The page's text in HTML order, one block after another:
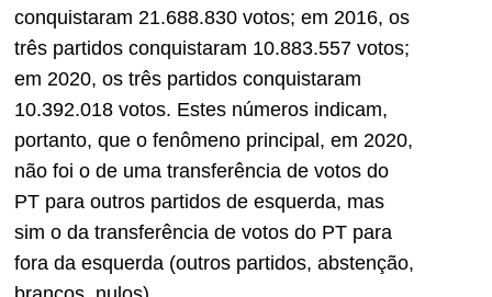
conquistaram 21.688.830 votos; em 2016, os
três partidos conquistaram 10.883.557 votos;
em 2020, os três partidos conquistaram
10.392.018 votos. Estes números indicam,
portanto, que o fenômeno principal, em 2020,
não foi o de uma transferência de votos do
PT para outros partidos de esquerda, mas
sim o da transferência de votos do PT para
fora da esquerda (outros partidos, abstenção,